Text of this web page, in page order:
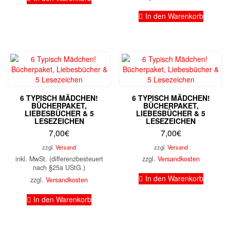
In den Warenkorb
6 TYPISCH MÄDCHEN!
BÜCHERPAKET,
LIEBESBÜCHER & 5
LESEZEICHEN
7,00€
zzgl.Versand
inkl. MwSt. (differenzbesteuert
nach §25a UStG.)
zzgl.Versandkosten
In den Warenkorb
6 TYPISCH MÄDCHEN!
BÜCHERPAKET,
LIEBESBÜCHER & 5
LESEZEICHEN
7,00€
zzgl. Versand
zzgl. Versandkosten
In den Warenkorb